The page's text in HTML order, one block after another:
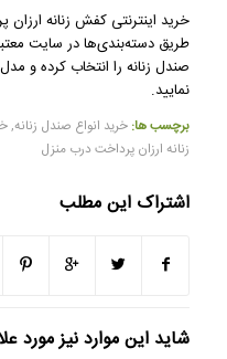
خرید اینترنتی کفش زنانه
طریق دسته‌بندی‌ها در سایت
صندل زنانه را انتخاب کرده و
نمایید.
برچسب ها: خرید انواع صندل زنانه,
زنانه ارزان پرداخت درب منزل
اشتراک این مطلب
شاید این موارد نیز مورد